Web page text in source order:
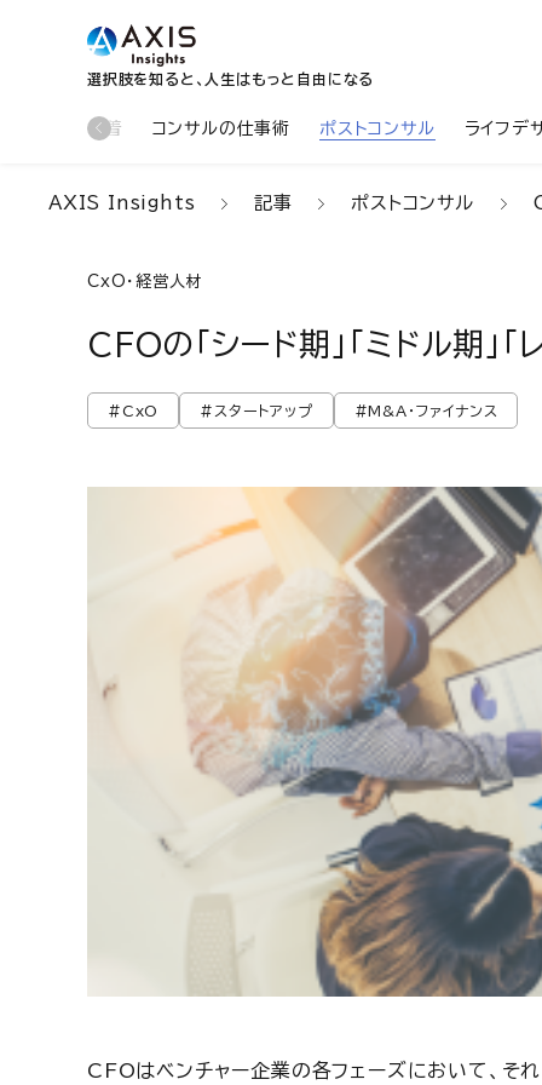
選択肢を知ると、人生はもっと自由になる
新着 コンサルの仕事術 ポストコンサル ライフデ
AXIS Insights 記事 ポストコンサル
CxO・経営人材
CFOの「シード期」「ミドル期」
#CxO #スタートアップ #M&A・ファイナンス
CFOはベンチャー企業の各フェーズにおいて、そ